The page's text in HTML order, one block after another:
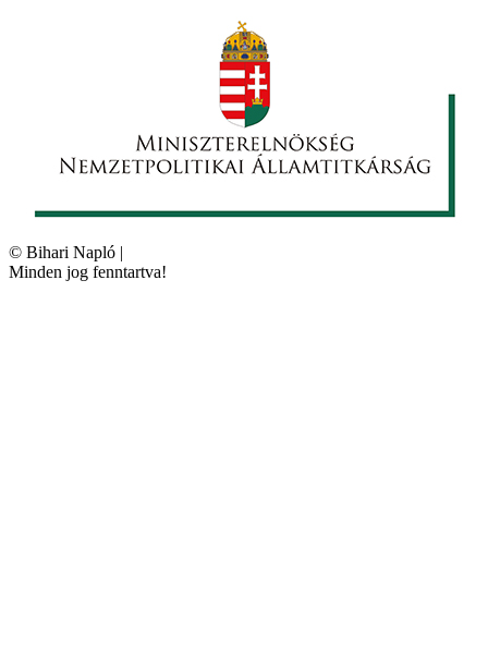
© Bihari Napló |
Minden jog fenntartva!